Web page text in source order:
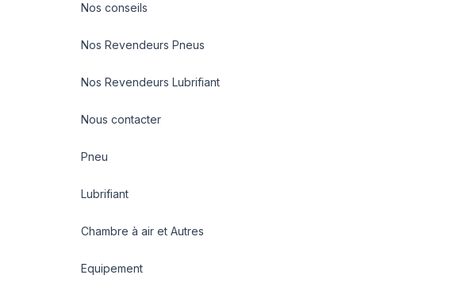
Nos conseils
Nos Revendeurs Pneus
Nos Revendeurs Lubrifiant
Nous contacter
Pneu
Lubrifiant
Chambre à air et Autres
Equipement